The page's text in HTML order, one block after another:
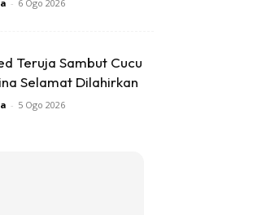
- 6 Ogo 2026
Teruja Sambut Cucu
Selamat Dilahirkan
- 5 Ogo 2026